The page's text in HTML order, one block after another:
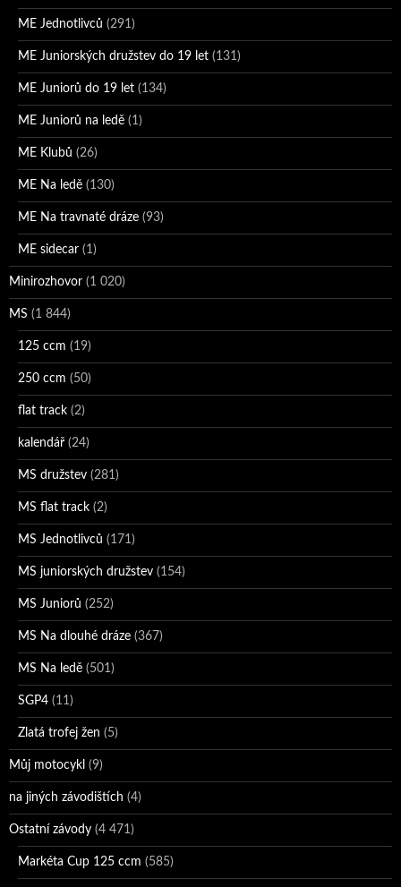
ME Jednotlivců (291)
ME Juniorských družstev do 19 let (131)
ME Juniorů do 19 let (134)
ME Juniorů na ledě (1)
ME Klubů (26)
ME Na ledě (130)
ME Na travnaté dráze (93)
ME sidecar (1)
Minirozhovor (1 020)
MS (1 844)
125 ccm (19)
250 ccm (50)
flat track (2)
kalendář (24)
MS družstev (281)
MS flat track (2)
MS Jednotlivců (171)
MS juniorských družstev (154)
MS Juniorů (252)
MS Na dlouhé dráze (367)
MS Na ledě (501)
SGP4 (11)
Zlatá trofej žen (5)
Můj motocykl (9)
na jiných závodištích (4)
Ostatní závody (4 471)
Markéta Cup 125 ccm (585)